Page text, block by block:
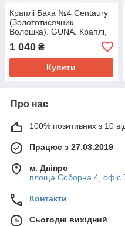
Краплі Баха №4 Centaury
(Золототисячник,
Волошка). GUNA. Краплі,
10 мл. Тим хто добрий і не
вміє говорити «ні»
1 040 ₴
Купити
Про нас
100% позитивних з 10
Працює з 27.03.2019
м. Дніпро
площа Соборна 4, офіс
Контакти
Сьогодні вихідний